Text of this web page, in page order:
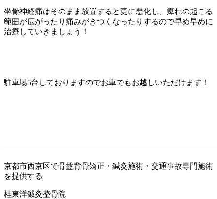
坐骨神経痛はそのまま放置すると更に悪化し、痺れの起こる
範囲が広がったり痛みがきつくなったりするので早め早めに
治療していきましょう！
駐車場5台しておりますのでお車でもお越しいただけます！
京都市西京区で骨盤背骨矯正・鍼灸施術・交通事故専門施術
を提供する
桂東洋鍼灸整骨院